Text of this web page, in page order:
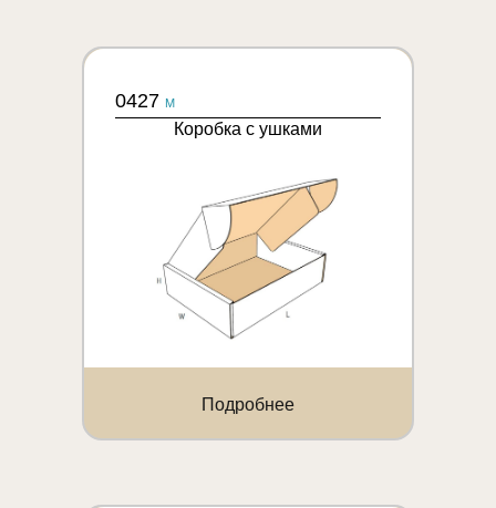
0427 M
Коробка с ушками
Подробнее